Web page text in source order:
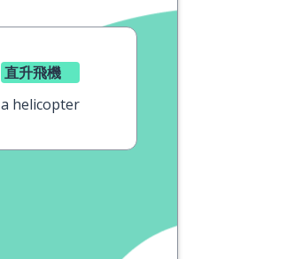
直升飛機
a helicopter